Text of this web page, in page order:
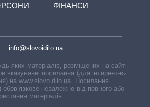
ФІНАНСИ
info@slovoidilo.ua
яких матеріалів, розміщених на сайті,
вказуванні посилання (для інтернет-видань
на www.slovoidilo.ua. Посилання
обов’язкове незалежно від повного або
матеріалів.